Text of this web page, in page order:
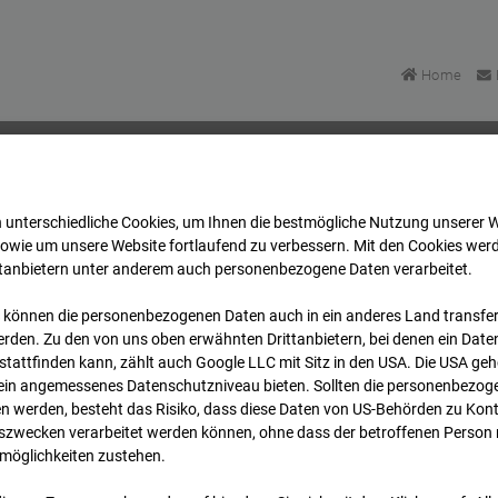
Home
Bpl 5B – 96WE - Cam 1 Archiv 2026 07 08
Bpl 5B – 96WE -
unterschiedliche Cookies, um Ihnen die best­mögliche Nutzung unserer
um unsere Website fortlaufend zu verbessern. Mit den Cookies
unter anderem auch personenbezogene Daten verarbeitet.
können die personenbezogenen Daten auch in ein anderes Land
Zu den von uns oben erwähnten Drittanbietern, bei denen ein
kann, zählt auch Google LLC mit Sitz in den USA. Die USA
angemessenes Datenschutzniveau bieten. Sollten die
werden, besteht das Risiko, dass diese Daten von US-Behörden zu
verarbeitet werden können, ohne dass der betroffenen Person
zustehen.